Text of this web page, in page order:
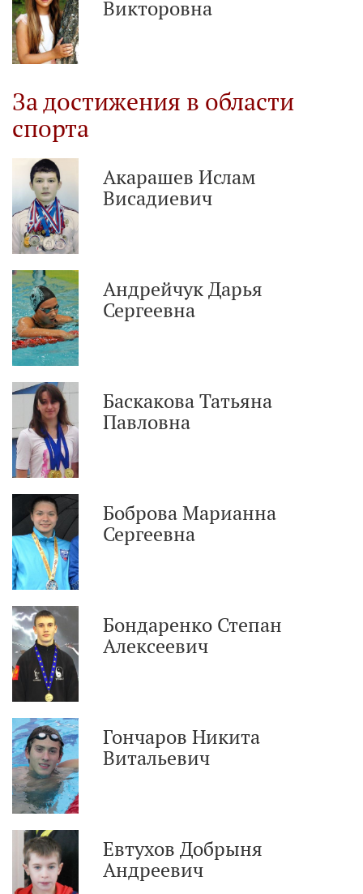
Викторовна
За достижения в области
спорта
Акарашев Ислам
Висадиевич
Андрейчук Дарья
Сергеевна
Баскакова Татьяна
Павловна
Боброва Марианна
Сергеевна
Бондаренко Степан
Алексеевич
Гончаров Никита
Витальевич
Евтухов Добрыня
Андреевич